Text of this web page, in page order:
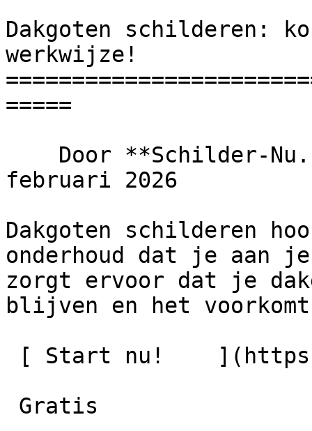
Dakgoten schilderen:
werkwijze!
=====
februari 2026
Dakgoten schilderen
onderhoud dat je aan
zorgt ervoor dat je
blijven en het